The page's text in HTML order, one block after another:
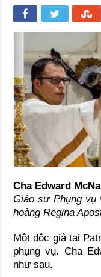
Cha Edward
Giáo sư Phụng
hoàng Regina
Một độc giả tại
phụng vụ. Cha
như sau.